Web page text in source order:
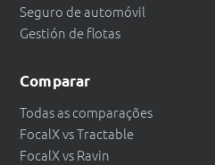
Seguro de automóvil
Gestión de flotas
Comparar
Todas as comparações
FocalX vs Tractable
FocalX vs Ravin